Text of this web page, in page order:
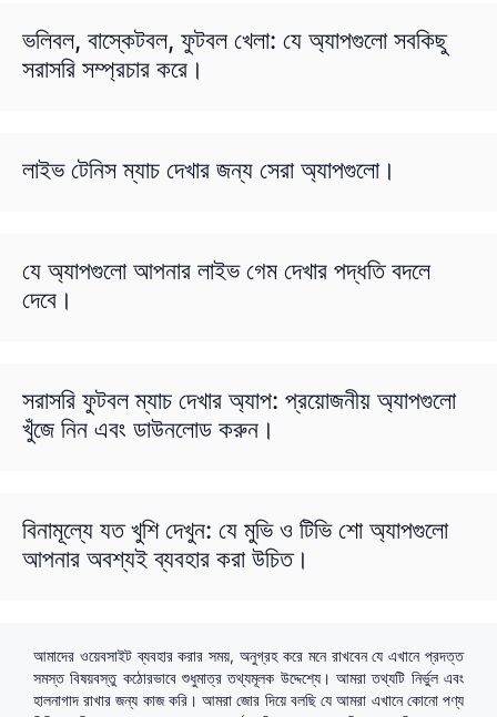
ভলিবল, বাস্কেটবল, ফুটবল খেলা: যে অ্যাপগুলো সবকিছু
সরাসরি সম্প্রচার করে।
লাইভ টেনিস ম্যাচ দেখার জন্য সেরা অ্যাপগুলো।
যে অ্যাপগুলো আপনার লাইভ গেম দেখার পদ্ধতি বদলে
দেবে।
সরাসরি ফুটবল ম্যাচ দেখার অ্যাপ: প্রয়োজনীয় অ্যাপগুলো
খুঁজে নিন এবং ডাউনলোড করুন।
বিনামূল্যে যত খুশি দেখুন: যে মুভি ও টিভি শো অ্যাপগুলো
আপনার অবশ্যই ব্যবহার করা উচিত।
আমাদের ওয়েবসাইট ব্যবহার করার সময়, অনুগ্রহ করে মনে রাখবেন যে এখানে প্রদত্ত
সমস্ত বিষয়বস্তু কঠোরভাবে শুধুমাত্র তথ্যমূলক উদ্দেশ্যে। আমরা তথ্যটি নির্ভুল এবং
হালনাগাদ রাখার জন্য কাজ করি। আমরা জোর দিয়ে বলছি যে আমরা এখানে কোনো পণ্য